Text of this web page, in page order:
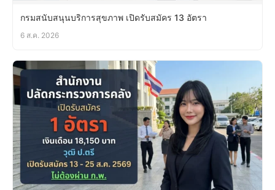
กรมสนับสนุนบริการสุขภาพ เปิดรับสมัคร 13 อัตรา
6 ส.ค. 2026